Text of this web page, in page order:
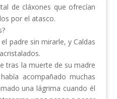
de cláxones que ofrecían
por el atasco.
padre sin mirarle, y Caldas
tras la muerte de su madre
acompañado muchas
una lágrima cuando él